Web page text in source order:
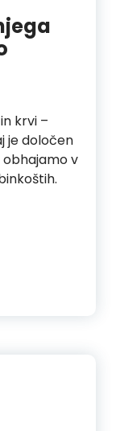
krvi –
je določen
obhajamo v
telesa